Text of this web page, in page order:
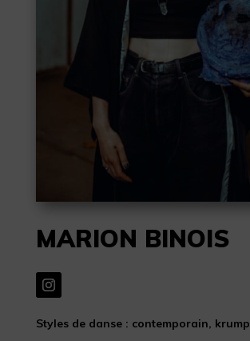
MARION BINOIS
Styles de danse : contemporain, krump